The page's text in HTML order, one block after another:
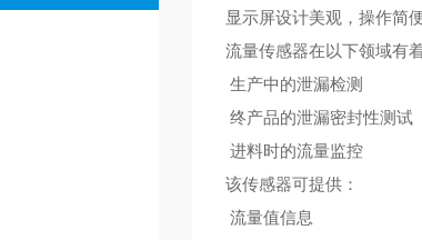
显示屏设计美观，操作简
流量传感器在以下领域有
生产中的泄漏检测
终产品的泄漏密封性测试
进料时的流量监控
该传感器可提供：
流量值信息